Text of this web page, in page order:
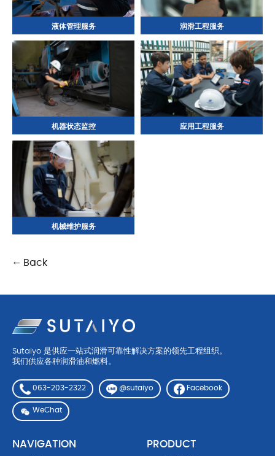
液体管理服务 润滑工程服务
机器状态监控 应用工程服务
机械维护服务
← Back
Sutaiyo 是供应一站式润滑可靠性解决方案的领先工程组织。
我们供应各种润滑油和燃料。
063-203-2322 @sutaiyo Facebook
WeChat
NAVIGATION PRODUCT